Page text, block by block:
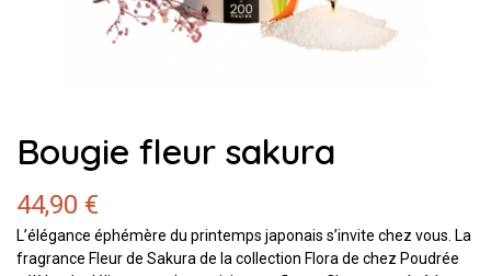
Bougie fleur sakura
44,90 €
L’élégance éphémère du printemps japonais s’invite chez vous. La
fragrance Fleur de Sakura de la collection Flora de chez Poudrée